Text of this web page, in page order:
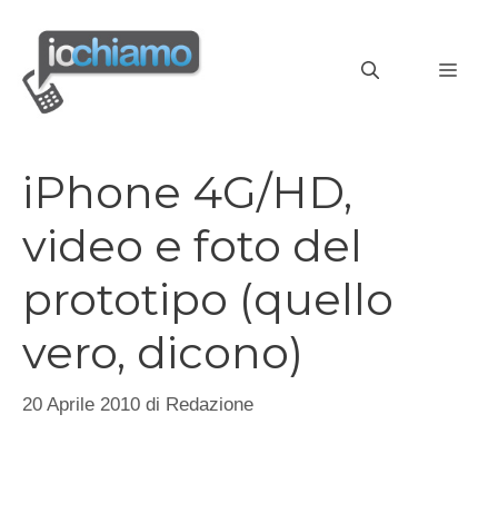
contenuto
iPhone 4G/HD,
video e foto del
prototipo (quello
vero, dicono)
20 Aprile 2010 di Redazione